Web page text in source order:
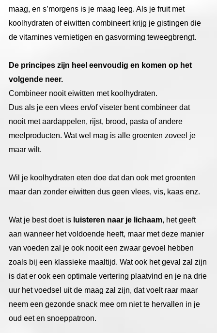
maag, en s’morgens is je maag leeg. Als je fruit met
koolhydraten of eiwitten combineert krijg je gistingen die
de vitamines vernietigen en gasvorming teweegbrengt.
De principes zijn heel eenvoudig en komen op het
volgende neer.
Combineer nooit eiwitten met koolhydraten.
Dus als je een vlees en/of viseter bent combineer dat
nooit met aardappelen, rijst, brood, pasta of andere
meelproducten. Wat wel mag is alle groenten zoveel je
maar wilt.
Wil je koolhydraten eten doe dat dan ook met groenten
maar dan zonder eiwitten dus geen vlees, vis, kaas enz.
Wat je best doet is luisteren naar je lichaam, het geeft
aan wanneer het voldoende heeft, maar met deze manier
van voeden zal je ook nooit een zwaar gevoel hebben
zoals bij een klassieke maaltijd. Wat ook het geval zal zijn
is dat er ook een optimale vertering plaatvind en je na drie
uur het voedsel uit de maag zal zijn, dat voelt raar maar
neem een gezonde snack mee om niet te hervallen in je
oud eet en snoeppatroon.